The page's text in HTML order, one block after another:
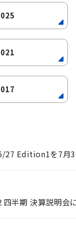
Edition1を7月
四半期 決算説明会